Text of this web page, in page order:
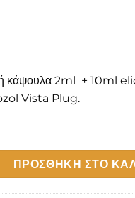
κάψουλα 2ml + 10ml
Vista Plug.
20mg 2ml Prefilled
ΠΡΟΣΘΉΚΗ ΣΤΟ